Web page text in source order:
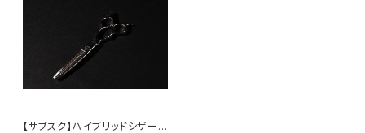
【サブスク】ハイブリッドシザー